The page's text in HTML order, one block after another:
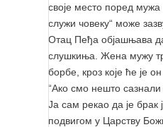
своје место поред
служи човеку“ може
Отац Пеђа објашњава
слушкиња. Жена мужу
борбе, кроз које ће је
“Ако смо нешто
Ја сам рекао да је
подвигом у Царству